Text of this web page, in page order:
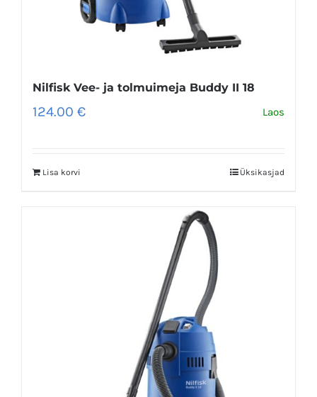
Nilfisk Vee- ja tolmuimeja Buddy II 18
124.00 € Laos
Lisa korvi Üksikasjad